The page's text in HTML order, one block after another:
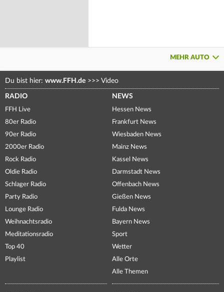
MEHR AUTO
Du bist hier: www.FFH.de >>> Video
RADIO
FFH Live
80er Radio
90er Radio
2000er Radio
Rock Radio
Oldie Radio
Schlager Radio
Party Radio
Lounge Radio
Weihnachtsradio
Meditationsradio
Top 40
Playlist
NEWS
Hessen News
Frankfurt News
Wiesbaden News
Mainz News
Kassel News
Darmstadt News
Offenbach News
Gießen News
Fulda News
Bayern News
Sport
Wetter
Alle Orte
Alle Themen